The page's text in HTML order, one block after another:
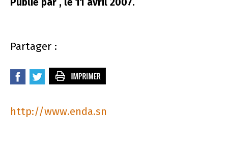
Partager :
http://www.enda.sn